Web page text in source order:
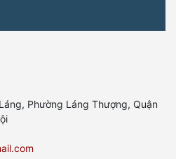
Phường Láng Thượng, Quận